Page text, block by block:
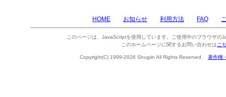
HOME お知らせ 利用方法 FAQ
このページは、JavaScriptを使用しています。ご使用中のブラウザの
このホームページに関するお問い合わせは こ
Copyright(C) 1999-2026 Shugiin All Rights Reserved. 著作権